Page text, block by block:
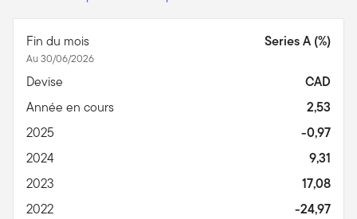
Fin du mois
Au 30/06/2026
Series A (%)
Devise
CAD
Année en cours
2,53
2025
-0,97
2024
9,31
2023
17,08
2022
-24,97